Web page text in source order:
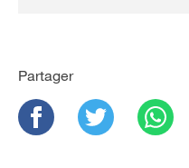
Partager